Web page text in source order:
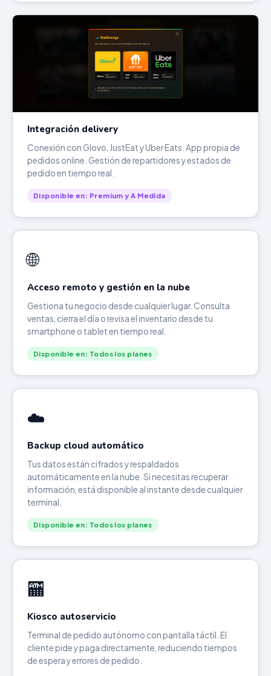
Integración delivery
Conexión con Glovo, JustEat y Uber Eats. App propia de
pedidos online. Gestión de repartidores y estados de
pedido en tiempo real.
Disponible en: Premium y A Medida
🌐
Acceso remoto y gestión en la nube
Gestiona tu negocio desde cualquier lugar. Consulta
ventas, cierra el día o revisa el inventario desde tu
smartphone o tablet en tiempo real.
Disponible en: Todos los planes
☁️
Backup cloud automático
Tus datos están cifrados y respaldados
automáticamente en la nube. Si necesitas recuperar
información, está disponible al instante desde cualquier
terminal.
Disponible en: Todos los planes
🏧
Kiosco autoservicio
Terminal de pedido autónomo con pantalla táctil. El
cliente pide y paga directamente, reduciendo tiempos
de espera y errores de pedido.